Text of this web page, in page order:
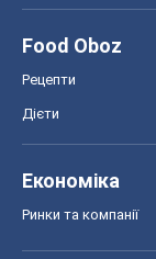
Food Oboz
Рецепти
Дієти
Економіка
Ринки та компанії